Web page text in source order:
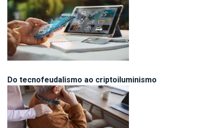
Do tecnofeudalismo ao criptoiluminismo